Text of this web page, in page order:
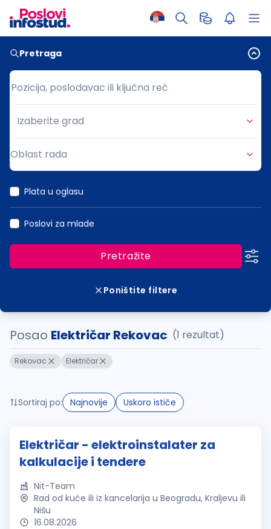
Pretraga
Pozicija, poslodavac ili ključna reč
Pozicija, poslodavac ili ključna reč
Grad
Izaberite grad
Oblast rada
Plata u oglasu
Poslovi za mlade
Pretražite
Poništite filtere
Posao Električar Rekovac (1 rezultat)
Rekovac Električar
Sortiraj po: Najnovije Uskoro ističe
Električar - elektroinstalater za
kalkulacije i tendere
Nit-Team
Rad od kuće ili iz kancelarija u Beogradu, Kraljevu ili
Nišu
16.08.2026